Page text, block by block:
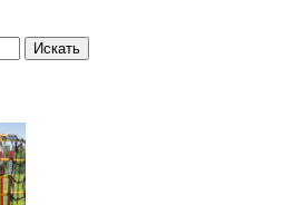
Искать